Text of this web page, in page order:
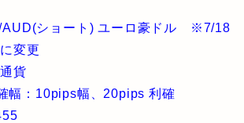
AUD(ショート) ユーロ豪ドル ※7/18
変更
貨
幅：10pips幅、20pips 利確